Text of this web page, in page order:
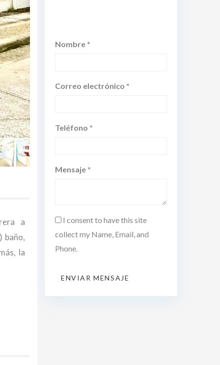
a
baño,
la
Nombre *
Correo electrónico *
Teléfono *
Mensaje *
I consent to have this site
collect my Name, Email, and
Phone.
ENVIAR MENSAJE